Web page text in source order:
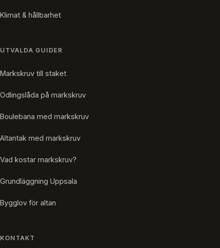
Klimat & hållbarhet
UTVALDA GUIDER
Markskruv till staket
Odlingslåda på markskruv
Boulebana med markskruv
Altantak med markskruv
Vad kostar markskruv?
Grundläggning Uppsala
Bygglov för altan
KONTAKT